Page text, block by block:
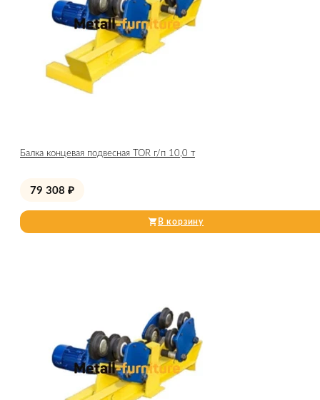
Балка концевая подвесная TOR г/п 10,0 т
79 308 ₽
В корзину